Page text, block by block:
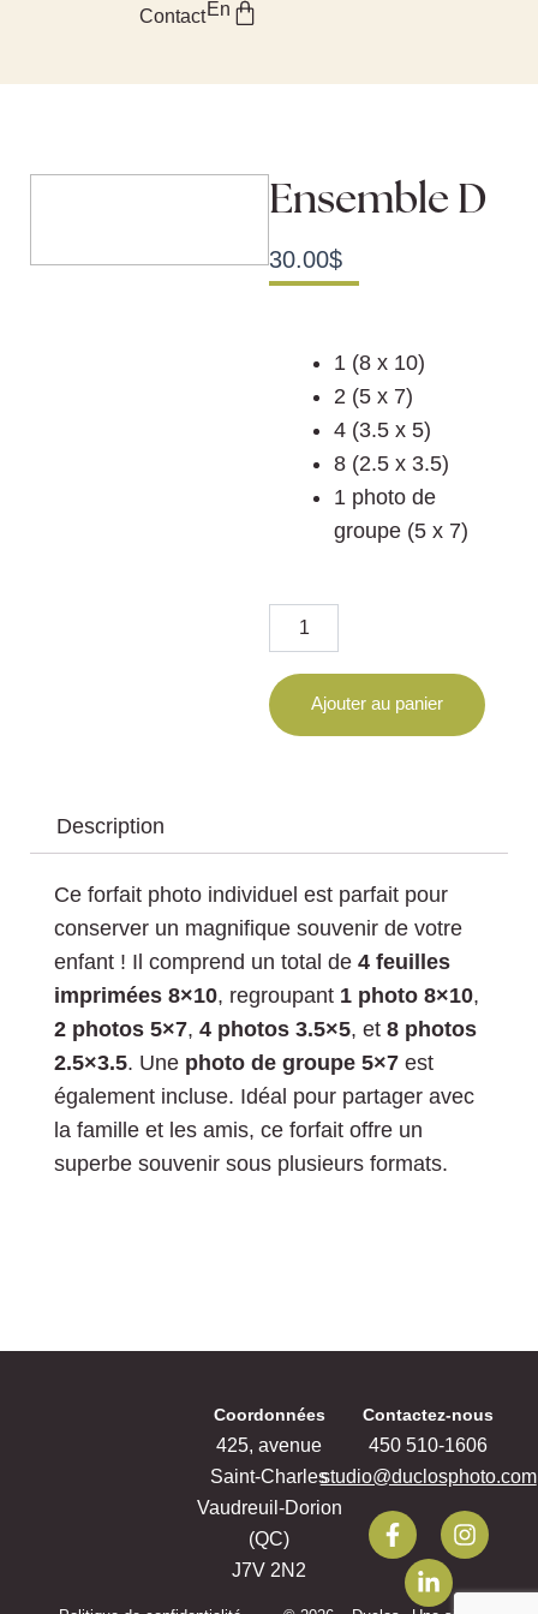
contenu
ContactEn Panier
Ensemble D
30.00$
1 (8 x 10)
2 (5 x 7)
4 (3.5 x 5)
8 (2.5 x 3.5)
1 photo de
groupe (5 x 7)
D
Ajouter au panier
Description
Ce forfait photo individuel est parfait pour
conserver un magnifique souvenir de votre
enfant ! Il comprend un total de 4 feuilles
imprimées 8×10, regroupant 1 photo 8×10,
2 photos 5×7, 4 photos 3.5×5, et 8 photos
2.5×3.5. Une photo de groupe 5×7 est
également incluse. Idéal pour partager avec
la famille et les amis, ce forfait offre un
superbe souvenir sous plusieurs formats.
Coordonnées
425, avenue
Saint-Charles
Vaudreuil-Dorion
(QC)
J7V 2N2
Contactez-nous
‍450 ‍510-1606
studio@duclosphoto.com
F
a
I
n
t
n
k